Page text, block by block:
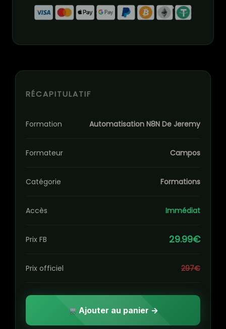
RÉCAPITULATIF
Formation Automatisation N8N De Jeremy
Formateur Campos
Catégorie Formations
Accès Immédiat
Prix FB 29.99€
Prix officiel 297€
Ajouter au panier →